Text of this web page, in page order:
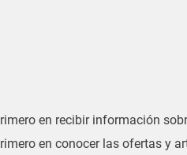
en recibir información
en conocer las ofertas y